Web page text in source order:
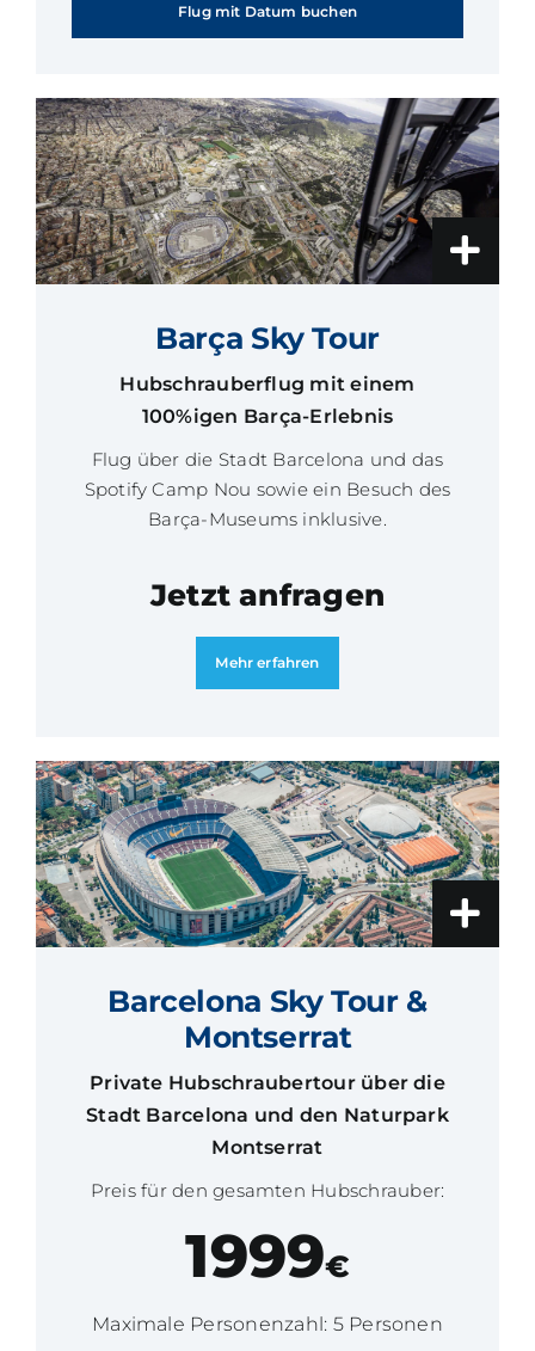
Flug mit Datum buchen
Barça Sky Tour
Hubschrauberflug mit einem
100%igen Barça-Erlebnis
Flug über die Stadt Barcelona und das
Spotify Camp Nou sowie ein Besuch des
Barça-Museums inklusive.
Jetzt anfragen
Mehr erfahren
Barcelona Sky Tour &
Montserrat
Private Hubschraubertour über die
Stadt Barcelona und den Naturpark
Montserrat
Preis für den gesamten Hubschrauber:
1999€
Maximale Personenzahl: 5 Personen